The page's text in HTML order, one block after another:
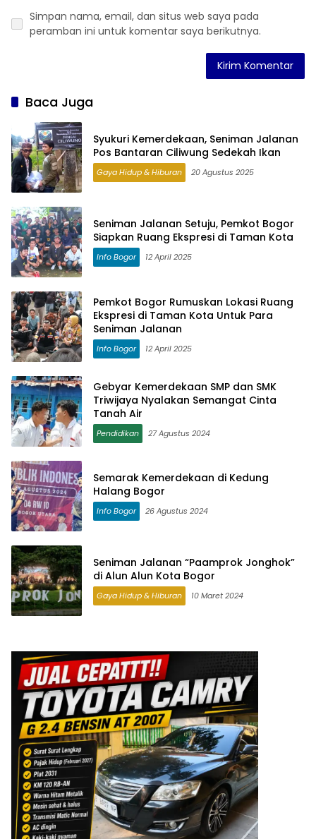
Simpan nama, email, dan situs web saya pada
peramban ini untuk komentar saya berikutnya.
Baca Juga
Syukuri Kemerdekaan, Seniman Jalanan
Pos Bantaran Ciliwung Sedekah Ikan
Gaya Hidup & Hiburan 20 Agustus 2025
Seniman Jalanan Setuju, Pemkot Bogor
Siapkan Ruang Ekspresi di Taman Kota
Info Bogor 12 April 2025
Pemkot Bogor Rumuskan Lokasi Ruang
Ekspresi di Taman Kota Untuk Para
Seniman Jalanan
Info Bogor 12 April 2025
Gebyar Kemerdekaan SMP dan SMK
Triwijaya Nyalakan Semangat Cinta
Tanah Air
Pendidikan 27 Agustus 2024
Semarak Kemerdekaan di Kedung
Halang Bogor
Info Bogor 26 Agustus 2024
Seniman Jalanan “Paamprok Jonghok”
di Alun Alun Kota Bogor
Gaya Hidup & Hiburan 10 Maret 2024